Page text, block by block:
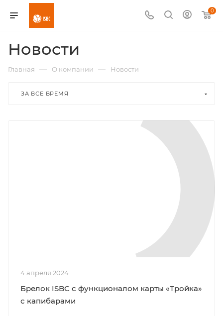
0
Новости
Главная — О компании — Новости
ЗА ВСЕ ВРЕМЯ
4 апреля 2024
Брелок ISBC с функционалом карты «Тройка»
с капибарами